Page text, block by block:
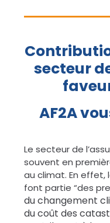
secteur
AF2A
Le secteur de
souvent en
au climat. En
font partie “des
du changement
du coût des